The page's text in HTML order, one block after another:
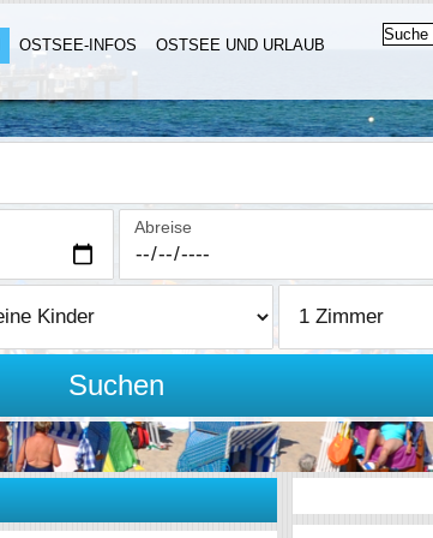
OSTSEE-INFOS
OSTSEE UND URLAUB
Abreise
Suchen